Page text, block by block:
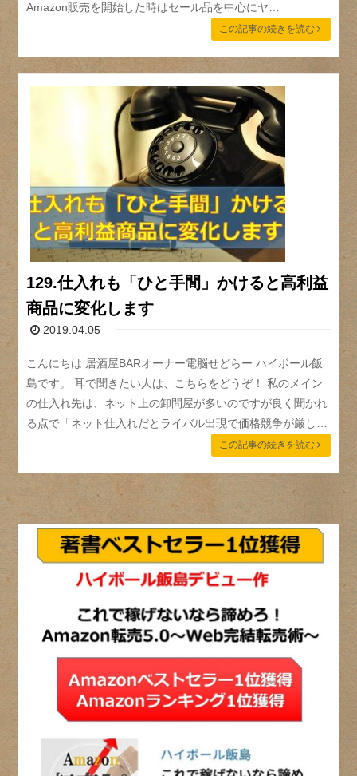
Amazon販売を開始した時はセール品を中心にヤ…
この記事の続きを読む
129.仕入れも「ひと手間」かけると高利益
商品に変化します
2019.04.05
こんにちは 居酒屋BARオーナー電脳せどらー ハイボール飯
島です。 耳で聞きたい人は、こちらをどうぞ！ 私のメイン
の仕入れ先は、ネット上の卸問屋が多いのですが良く聞かれ
る点で「ネット仕入れだとライバル出現で価格競争が厳し…
この記事の続きを読む